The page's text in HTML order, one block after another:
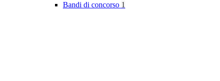
Bandi di concorso 1